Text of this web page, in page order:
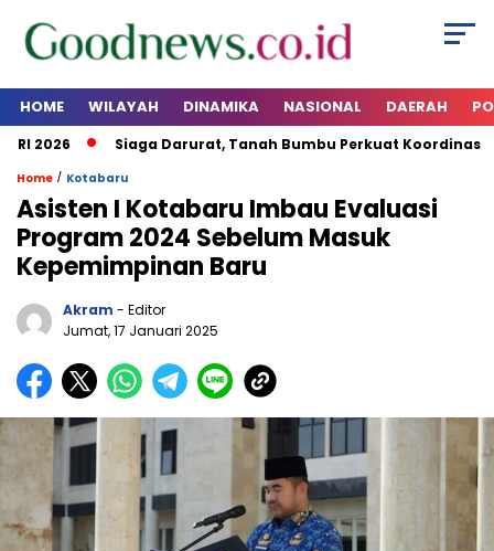
HOME WILAYAH DINAMIKA NASIONAL DAERAH
2026 Siaga Darurat, Tanah Bumbu Perkuat Koordinasi
Home / Kotabaru
Asisten I Kotabaru Imbau Evaluasi
Program 2024 Sebelum Masuk
Kepemimpinan Baru
Akram - Editor
Jumat, 17 Januari 2025